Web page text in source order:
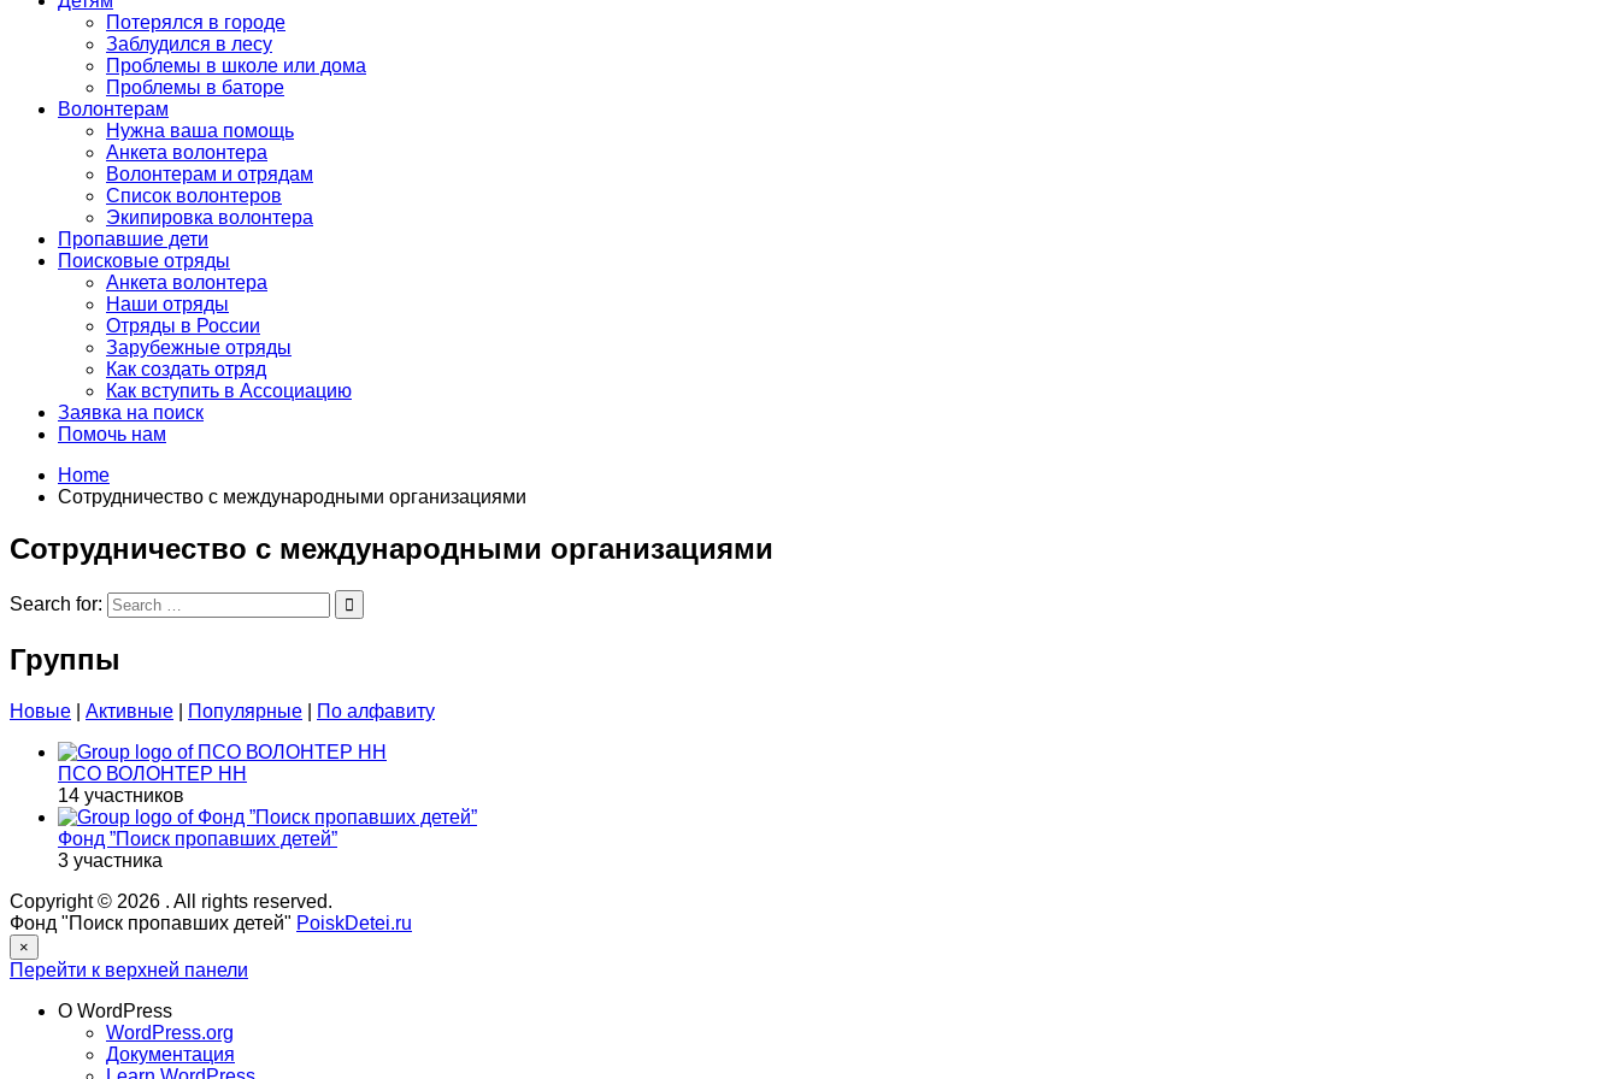
Потерялся в городе
Заблудился в лесу
Проблемы в школе или дома
Проблемы в баторе
Волонтерам
Нужна ваша помощь
Анкета волонтера
Волонтерам и отрядам
Список волонтеров
Экипировка волонтера
Пропавшие дети
Поисковые отряды
Анкета волонтера
Наши отряды
Отряды в России
Зарубежные отряды
Как создать отряд
Как вступить в Ассоциацию
Заявка на поиск
Помочь нам
Home
Сотрудничество с международными организациями
Сотрудничество с международными организациями
Search for:
Группы
Новые Активные Популярные По алфавиту
ПСО ВОЛОНТЕР НН
14 участников
Фонд ”Поиск пропавших детей”
3 участника
Copyright © 2026 . All rights reserved.
Фонд "Поиск пропавших детей" PoiskDetei.ru
×
Перейти к верхней панели
О WordPress
WordPress.org
Документация